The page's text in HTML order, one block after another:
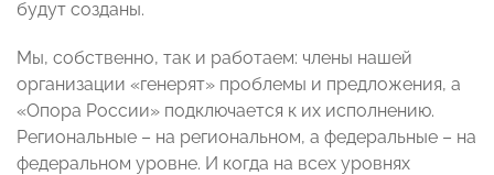
будут созданы.
Мы, собственно, так и работаем: члены нашей
организации «генерят» проблемы и предложения, а
«Опора России» подключается к их исполнению.
Региональные – на региональном, а федеральные – на
федеральном уровне. И когда на всех уровнях